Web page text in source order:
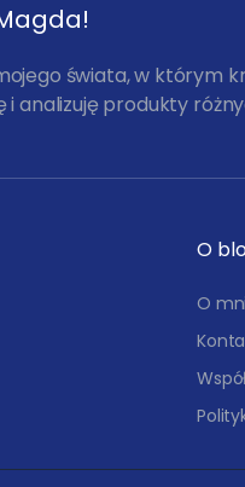
świata, w którym
analizuję produkty
O
O